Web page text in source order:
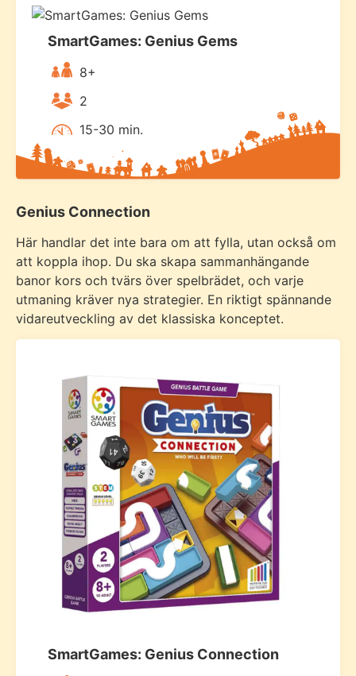
SmartGames: Genius Gems
8+
2
15-30 min.
Genius Connection
Här handlar det inte bara om att fylla, utan också om
att koppla ihop. Du ska skapa sammanhängande
banor kors och tvärs över spelbrädet, och varje
utmaning kräver nya strategier. En riktigt spännande
vidareutveckling av det klassiska konceptet.
SmartGames: Genius Connection